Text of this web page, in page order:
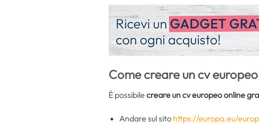
Come creare un cv
È possibile creare un cv europeo online
Andare sul sito https://europa.eu/